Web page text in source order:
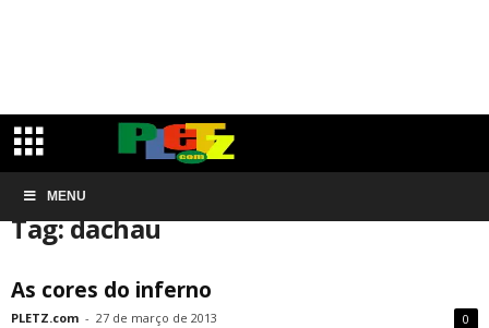
MENU
Início Tags
Tag: dachau
As cores do inferno
PLETZ.com - 27 de março de 2013 0